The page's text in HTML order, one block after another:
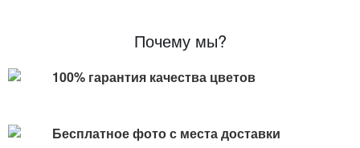
Почему мы?
100% гарантия качества цветов
Бесплатное фото с места доставки